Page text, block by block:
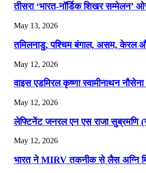
Menu Menu
July 19, 2026
📝 डेली करेंट अफेयर्स: 16-18 जुलाई
July 16, 2026
📝 डेली करेंट अफेयर्स: 13-15 जुलाई
तीसरा ‘भारत-नॉर्डिक शिखर सम्मेलन’
May 13, 2026
तमिलनाडु, पश्चिम बंगाल, असम, केरल
May 12, 2026
वाइस एडमिरल कृष्णा स्वामीनाथन
May 12, 2026
लेफ्टिनेंट जनरल एन एस राजा सुब्रमणि
May 12, 2026
भारत ने MIRV तकनीक से लैस अग्नि